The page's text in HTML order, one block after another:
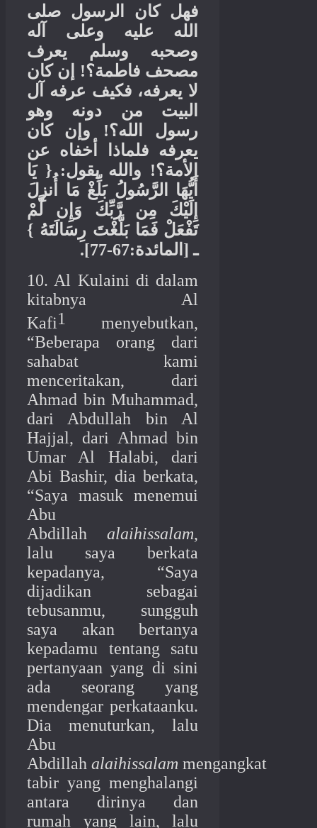
فهل كان الرسول صلى
الله عليه وعلى آله
وصحبه وسلم يعرف
مصحف فاطمة؟!
إن كان
لا يعرفه، فكيف عرفه آل
البيت من دونه وهو
رسول الله؟! وإن كان
يعرفه فلماذا أخفاه عن
الأمة؟! والله يقول: {يَا
أَيُّهَا الرَّسُولُ بَلِّغْ مَا أُنزِلَ
إِلَيْكَ مِن رَّبِّكَ وَإِن لَّمْ
تَفْعَلْ فَمَا بَلَّغْتَ رِسَالَتَهُ }
ـ [ المائدة:67-77].
10. Al Kulaini di dalam
kitabnya Al
Kafi1
menyebutkan,
“Beberapa orang dari
sahabat kami
menceritakan, dari
Ahmad bin Muhammad,
dari Abdullah bin Al
Hajjal, dari Ahmad bin
Umar Al Halabi, dari
Abi Bashir, dia berkata,
“Saya masuk menemui
Abu
Abdillahalaihissalam,
lalu saya berkata
kepadanya, “Saya
dijadikan sebagai
tebusanmu, sungguh
saya akan bertanya
kepadamu tentang satu
pertanyaan yang di sini
ada seorang yang
mendengar perkataanku.
Dia menuturkan, lalu
Abu
Abdillah alaihissalam mengangkat
tabir yang menghalangi
antara dirinya dan
rumah yang lain, lalu